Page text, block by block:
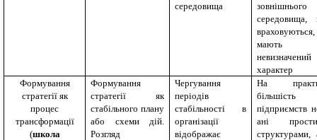
середовища
зовнішнього
середовища,
враховуються,
мають
невизначений
характер
Формування
стратегії як
процес
трансформації
(школа
Формування
стратегії як
стабільного плану
або схеми дій.
Розгляд
Чергування
періодів
стабільності в
організації
відображає
На
більшість
підприємств
ані
структурами,